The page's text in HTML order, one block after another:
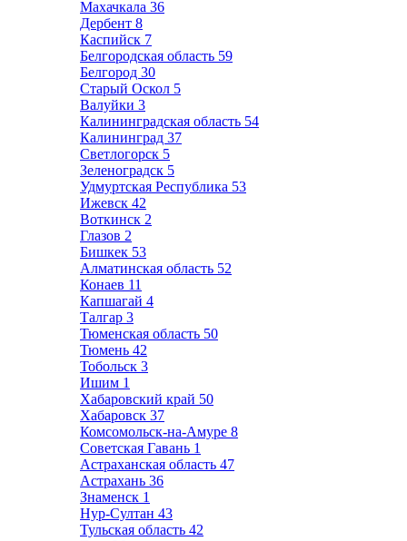
Махачкала 36
Дербент 8
Каспийск 7
Белгородская область 59
Белгород 30
Старый Оскол 5
Валуйки 3
Калининградская область 54
Калининград 37
Светлогорск 5
Зеленоградск 5
Удмуртская Республика 53
Ижевск 42
Воткинск 2
Глазов 2
Бишкек 53
Алматинская область 52
Конаев 11
Капшагай 4
Талгар 3
Тюменская область 50
Тюмень 42
Тобольск 3
Ишим 1
Хабаровский край 50
Хабаровск 37
Комсомольск-на-Амуре 8
Советская Гавань 1
Астраханская область 47
Астрахань 36
Знаменск 1
Нур-Султан 43
Тульская область 42